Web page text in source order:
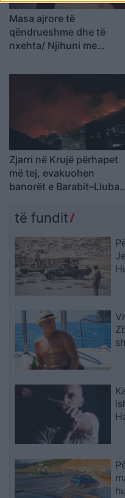
Masa ajrore të
qëndrueshme dhe të
nxehta/ Njihuni me
Gusht 2026, ja qytetet
Zjarri në Krujë përhapet
më tej, evakuohen
banorët e
armatimesh
të fundit